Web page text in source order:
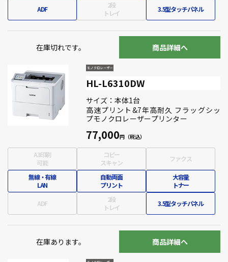
ADF
2段
トレイ
3.5型タッチパネル
在庫切れです。 商品詳細へ
HL-L6310DW
サイズ：本体1台
高速プリント&7年高耐久 フラッグシッ
プモノクロレーザープリンター
77,000
A3印刷
可能
コピー
スキャン
ファクス
無線・有線
LAN
自動両面
プリント
大容量
トナー
ADF
2段
トレイ
3.5型タッチパネル
在庫あります。 商品詳細へ